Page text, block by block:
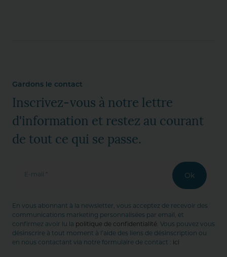
Gardons le contact
Inscrivez-vous à notre lettre
d'information et restez au courant
de tout ce qui se passe.
E-mail * Ok
En vous abonnant à la newsletter, vous acceptez de recevoir des
communications marketing personnalisées par email, et
confirmez avoir lu la politique de confidentialité. Vous pouvez vous
désinscrire à tout moment à l’aide des liens de désinscription ou
en nous contactant via notre formulaire de contact : ici